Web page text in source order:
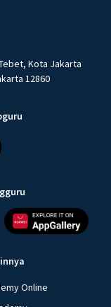
Kota Jakarta
12860
Online